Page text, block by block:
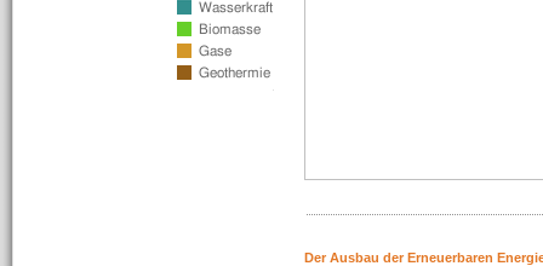
Der Ausbau der Erneuerbaren